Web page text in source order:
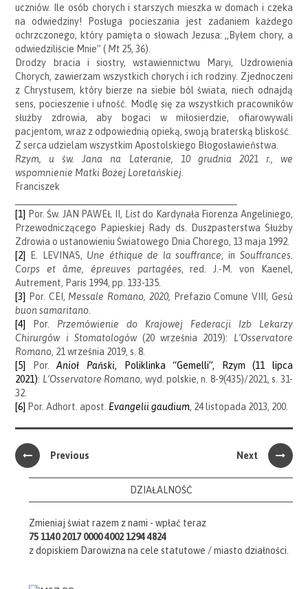
uczniów. Ile osób chorych i starszych mieszka w domach i czeka
na odwiedziny! Posługa pocieszania jest zadaniem każdego
ochrzczonego, który pamięta o słowach Jezusa: „Byłem chory, a
odwiedziliście Mnie” ( Mt 25, 36).
Drodzy bracia i siostry, wstawiennictwu Maryi, Uzdrowienia
Chorych, zawierzam wszystkich chorych i ich rodziny. Zjednoczeni
z Chrystusem, który bierze na siebie ból świata, niech odnajdą
sens, pocieszenie i ufność. Modlę się za wszystkich pracowników
służby zdrowia, aby bogaci w miłosierdzie, ofiarowywali
pacjentom, wraz z odpowiednią opieką, swoją braterską bliskość.
Z serca udzielam wszystkim Apostolskiego Błogosławieństwa.
Rzym, u św. Jana na Lateranie, 10 grudnia 2021 r., we
wspomnienie Matki Bożej Loretańskiej.
Franciszek
[1] Por. Św. JAN PAWEŁ II, Listdo Kardynała Fiorenza Angeliniego,
Przewodniczącego Papieskiej Rady ds. Duszpasterstwa Służby
Zdrowia o ustanowieniu Światowego Dnia Chorego, 13 maja 1992.
[2]
E. LEVINAS, Une éthique de la souffrance, in Souffrances.
Corps et âme, épreuves partagées, red. J.-M. von Kaenel,
Autrement, Paris 1994, pp. 133-135.
[3]
Por. CEI, Messale Romano, 2020, Prefazio Comune VIII, Gesù
buon samaritano
[4]
Por. Przemówienie do Krajowej Federacji Izb Lekarzy
Chirurgów i Stomatologów(20 września 2019): L’Osservatore
Romano, 21 września 2019, s. 8.
[5]
Por.Anioł Pański, Poliklinka “Gemelli”, Rzym (11 lipca
2021): L’Osservatore Romano, wyd. polskie, n. 8-9(435)/2021, s. 31-
32.
[6] Por. Adhort. apost. Evangelii gaudium, 24 listopada 2013, 200.
Previous Next
DZIAŁALNOŚĆ
Zmieniaj świat razem z nami - wpłać teraz
75 1140 2017 0000 4002 1294 4824
z dopiskiem Darowizna na cele statutowe / miasto działności.